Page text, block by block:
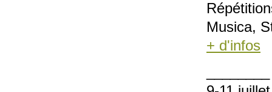
Musica,
+ d'infos